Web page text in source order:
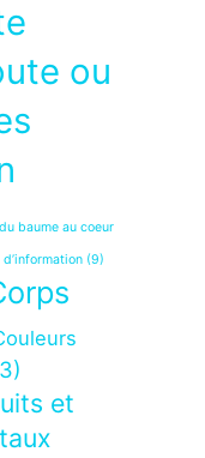
ou
baume au coeur
(9)
et